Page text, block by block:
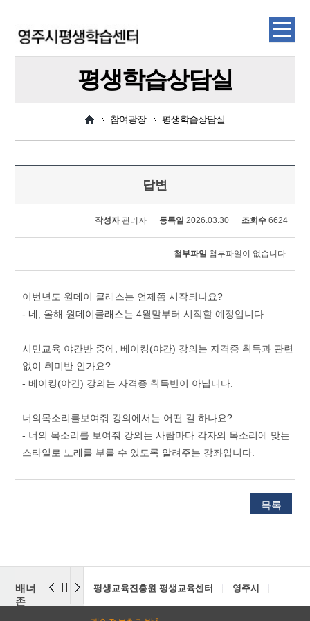
평생학습상담실
참여광장 평생학습상담실
답변
작성자 관리자 등록일 2026.03.30 조회수 6624
첨부파일 첨부파일이 없습니다.
이번년도 원데이 클래스는 언제쯤 시작되나요?
- 네, 올해 원데이클래스는 4월말부터 시작할 예정입니다
시민교육 야간반 중에, 베이킹(야간) 강의는 자격증 취득과 관련
없이 취미반 인가요?
- 베이킹(야간) 강의는 자격증 취득반이 아닙니다.
너의목소리를보여줘 강의에서는 어떤 걸 하나요?
- 너의 목소리를 보여줘 강의는 사람마다 각자의 목소리에 맞는
스타일로 노래를 부를 수 있도록 알려주는 강좌입니다.
목록
배너
존
평생교육진흥원 평생교육센터 영주시